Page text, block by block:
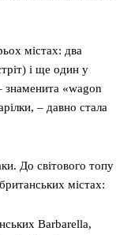
містах: два
і ще один у
знаменита «wagon
– давно стала
До світового топу
містах:
Barbarella,